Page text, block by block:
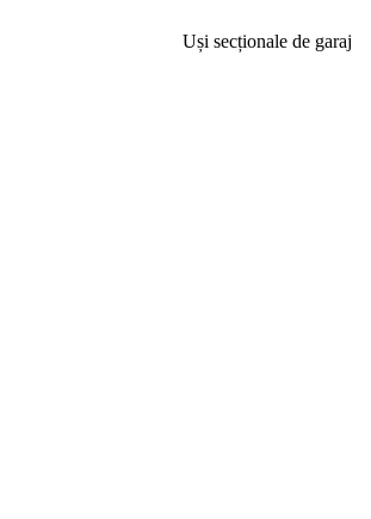
Uși secționale de garaj